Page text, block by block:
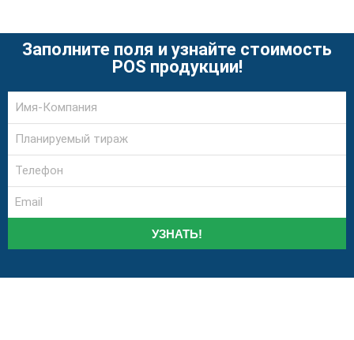
Заполните поля и узнайте стоимость
POS продукции!
УЗНАТЬ!